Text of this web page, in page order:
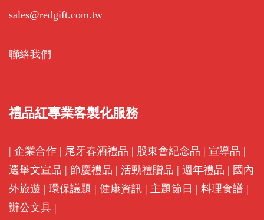
sales@redgift.com.tw
聯絡我們
禮品紅專業客製化服務
| 企業合作 | 尾牙春酒禮品 | 股東會紀念品 | 宣導品 |
選舉文宣品 | 節慶禮品 | 活動禮贈品 | 週年禮品 | 國內
外旅遊 | 環保議題 | 健康資訊 | 主題節日 | 料理食譜 |
辦公文具 |